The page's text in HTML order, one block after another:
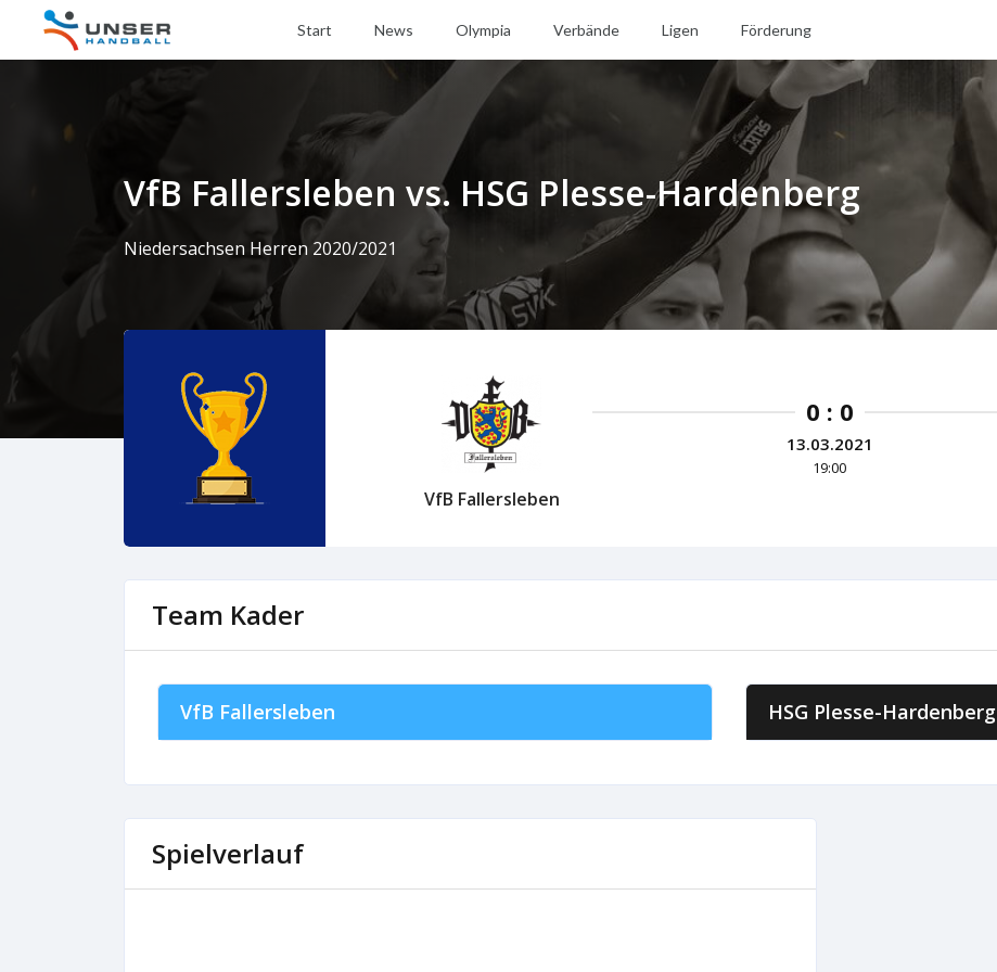
Start News Olympia Verbände Ligen Förderung
VfB Fallersleben vs. HSG Plesse-Hardenberg
Niedersachsen Herren 2020/2021
VfB Fallersleben
0 : 0
13.03.2021
19:00
Team Kader
VfB Fallersleben HSG Plesse-Hardenberg
Spielverlauf